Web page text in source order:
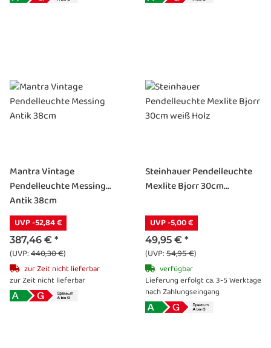
Mantra Vintage
Pendelleuchte Messing
Antik 38cm
UVP -52,84 €
387,46 € *
(UVP:440,30 €)
zur Zeit nicht lieferbar
zur Zeit nicht lieferbar
Steinhauer Pendelleuchte
Mexlite Bjorr 30cm...
UVP -5,00 €
49,95 € *
(UVP:54,95 €)
verfügbar
Lieferung erfolgt ca. 3-5 Werktage
nach Zahlungseingang